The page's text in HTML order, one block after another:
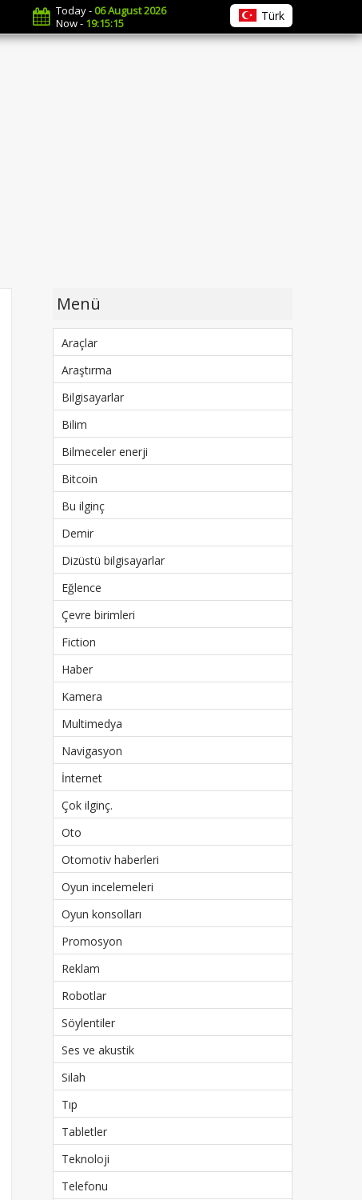
Today -06 August 2026
Now - 19:15:17 Türk
Menü
Araçlar
Araştırma
Bilgisayarlar
Bilim
Bilmeceler enerji
Bitcoin
Bu ilginç
Demir
Dizüstü bilgisayarlar
Eğlence
Çevre birimleri
Fiction
Haber
Kamera
Multimedya
Navigasyon
İnternet
Çok ilginç.
Oto
Otomotiv haberleri
Oyun incelemeleri
Oyun konsolları
Promosyon
Reklam
Robotlar
Söylentiler
Ses ve akustik
Silah
Tıp
Tabletler
Teknoloji
Telefonu